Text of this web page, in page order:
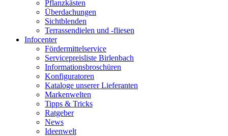
Pflanzkästen
Überdachungen
Sichtblenden
Terrassendielen und -fliesen
Infocenter
Fördermittelservice
Servicepreisliste Birlenbach
Informationsbroschüren
Konfiguratoren
Kataloge unserer Lieferanten
Markenwelten
Tipps & Tricks
Ratgeber
News
Ideenwelt